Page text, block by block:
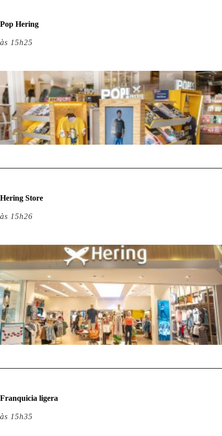
Pop Hering
às 15h25
Hering Store
às 15h26
Franquicia ligera
às 15h35